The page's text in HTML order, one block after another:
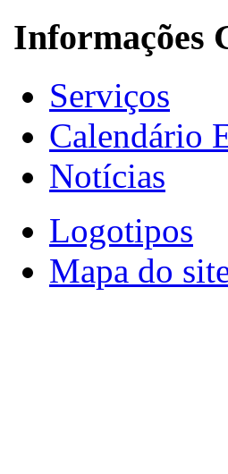
Informações
Serviços
Calendário
Notícias
Logotipos
Mapa do